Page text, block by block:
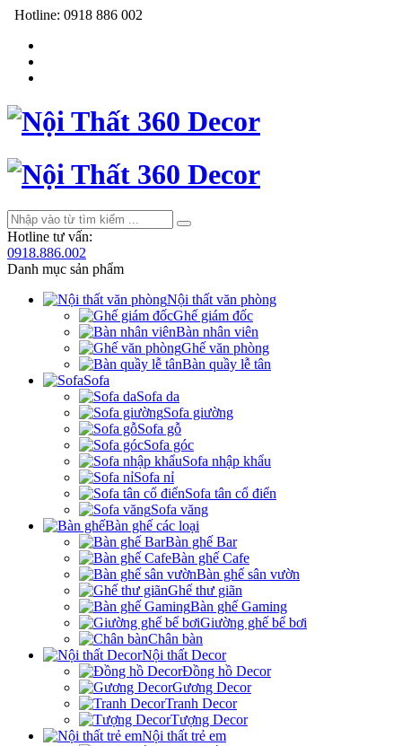
Hotline: 0918 886 002
Hotline tư vấn:
0918.886.002
Danh mục sản phẩm
Nội thất văn phòng
Ghế giám đốc
Bàn nhân viên
Ghế văn phòng
Bàn quầy lễ tân
Sofa
Sofa da
Sofa giường
Sofa gỗ
Sofa góc
Sofa nhập khẩu
Sofa nỉ
Sofa tân cổ điển
Sofa văng
Bàn ghế các loại
Bàn ghế Bar
Bàn ghế Cafe
Bàn ghế sân vườn
Ghế thư giãn
Bàn ghế Gaming
Giường ghế bể bơi
Chân bàn
Nội thất Decor
Đồng hồ Decor
Gương Decor
Tranh Decor
Tượng Decor
Nội thất trẻ em